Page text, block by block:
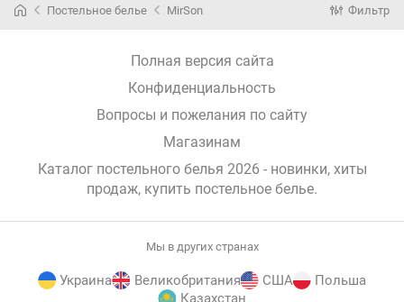
Постельное белье MirSon Фильтр
Полная версия сайта
Конфиденциальность
Вопросы и пожелания по сайту
Магазинам
Каталог постельного белья 2026 - новинки, хиты
продаж, купить постельное белье.
Мы в других странах
Украина Великобритания США
Польша
Казахстан